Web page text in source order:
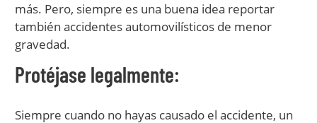
más. Pero, siempre es una buena idea reportar
también accidentes automovilísticos de menor
gravedad.
Protéjase legalmente:
Siempre cuando no hayas causado el accidente, un